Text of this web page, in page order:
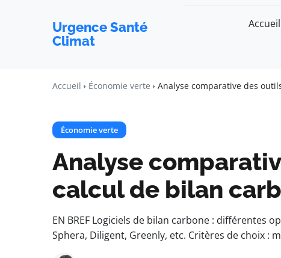
Urgence Santé
Climat
Accueil
Accueil Économie verte Analyse comparative des
Économie verte
Analyse
calcul de bilan
EN BREF Logiciels de bilan carbone : différentes
Sphera, Diligent, Greenly, etc. Critères de choix :